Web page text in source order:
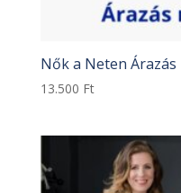
Nők a Neten
13.500 Ft